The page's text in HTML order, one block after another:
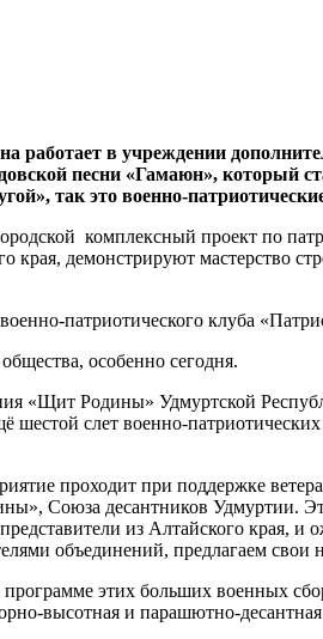
в учреждении
песни «Гамаюн», который
так это военно-
комплексный проект по
демонстрируют мастерство
патриотического клуба
особенно сегодня.
«Щит Родины» Удмуртской
слет военно-
проходит при поддержке
Союза десантников Удмуртии.
из Алтайского края, и
объединений, предлагаем свои
этих больших военных
высотная и парашютно-